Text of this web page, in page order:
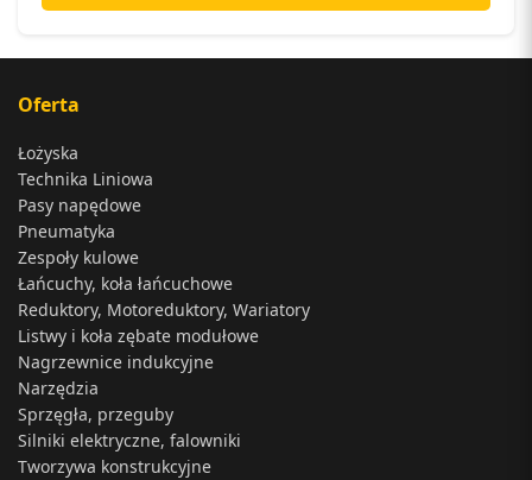
Oferta
Łożyska
Technika Liniowa
Pasy napędowe
Pneumatyka
Zespoły kulowe
Łańcuchy, koła łańcuchowe
Reduktory, Motoreduktory, Wariatory
Listwy i koła zębate modułowe
Nagrzewnice indukcyjne
Narzędzia
Sprzęgła, przeguby
Silniki elektryczne, falowniki
Tworzywa konstrukcyjne